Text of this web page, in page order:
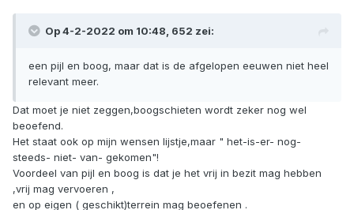
Op 4-2-2022 om 10:48, 652 zei:
een pijl en boog, maar dat is de afgelopen eeuwen niet heel
relevant meer.
Dat moet je niet zeggen,boogschieten wordt zeker nog wel
beoefend.
Het staat ook op mijn wensen lijstje,maar " het-is-er- nog-
steeds- niet- van- gekomen"!
Voordeel van pijl en boog is dat je het vrij in bezit mag hebben
,vrij mag vervoeren ,
en op eigen ( geschikt)terrein mag beoefenen .